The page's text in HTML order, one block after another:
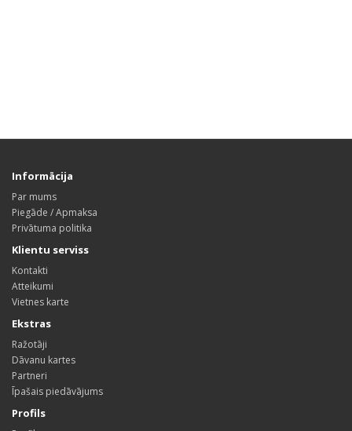
Informācija
Par mums
Piegāde / Apmaksa
Privātuma politika
Klientu serviss
Kontakti
Atteikumi
Vietnes karte
Ekstras
Ražotāji
Dāvanu kartes
Partneri
Īpašais piedāvājums
Profils